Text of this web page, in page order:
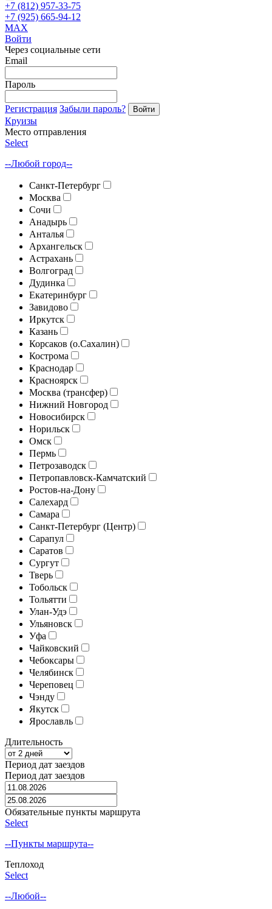
+7 (812) 957-33-75
+7 (925) 665-94-12
MAX
Войти
Через социальные сети
Email
Пароль
Регистрация Забыли пароль? Войти
Круизы
Место отправления
Select
--Любой город--
Санкт-Петербург
Москва
Сочи
Анадырь
Анталья
Архангельск
Астрахань
Волгоград
Дудинка
Екатеринбург
Завидово
Иркутск
Казань
Корсаков (о.Сахалин)
Кострома
Краснодар
Красноярск
Москва (трансфер)
Нижний Новгород
Новосибирск
Норильск
Омск
Пермь
Петрозаводск
Петропавловск-Камчатский
Ростов-на-Дону
Салехард
Самара
Санкт-Петербург (Центр)
Сарапул
Саратов
Сургут
Тверь
Тобольск
Тольятти
Улан-Удэ
Ульяновск
Уфа
Чайковский
Чебоксары
Челябинск
Череповец
Чэнду
Якутск
Ярославль
Длительность
Период дат заездов
Период дат заездов
Обязательные пункты маршрута
Select
--Пункты маршрута--
Теплоход
Select
--Любой--